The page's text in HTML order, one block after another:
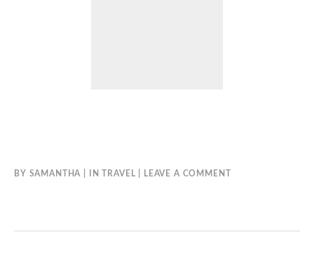
BY SAMANTHA IN TRAVEL LEAVE A COMMENT